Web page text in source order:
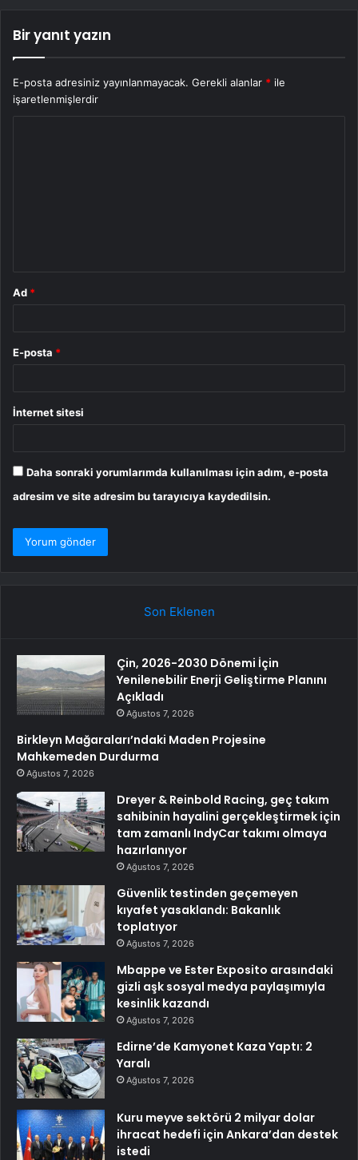
Bir yanıt yazın
E-posta adresiniz yayınlanmayacak. Gerekli alanlar * ile
işaretlenmişlerdir
Ad *
E-posta *
İnternet sitesi
Daha sonraki yorumlarımda kullanılması için adım, e-posta
adresim ve site adresim bu tarayıcıya kaydedilsin.
Son Eklenen
Çin, 2026-2030 Dönemi İçin
Yenilenebilir Enerji Geliştirme Planını
Açıkladı
Ağustos 7, 2026
Birkleyn Mağaraları’ndaki Maden Projesine
Mahkemeden Durdurma
Ağustos 7, 2026
Dreyer & Reinbold Racing, geç takım
sahibinin hayalini gerçekleştirmek için
tam zamanlı IndyCar takımı olmaya
hazırlanıyor
Ağustos 7, 2026
Güvenlik testinden geçemeyen
kıyafet yasaklandı: Bakanlık
toplatıyor
Ağustos 7, 2026
Mbappe ve Ester Exposito arasındaki
gizli aşk sosyal medya paylaşımıyla
kesinlik kazandı
Ağustos 7, 2026
Edirne’de Kamyonet Kaza Yaptı: 2
Yaralı
Ağustos 7, 2026
Kuru meyve sektörü 2 milyar dolar
ihracat hedefi için Ankara’dan destek
istedi